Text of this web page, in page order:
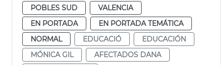
POBLES SUD
VALENCIA
EN PORTADA
EN PORTADA TEMÁTICA
NORMAL
EDUCACIÓ
EDUCACIÓN
MÓNICA GIL
AFECTADOS DANA